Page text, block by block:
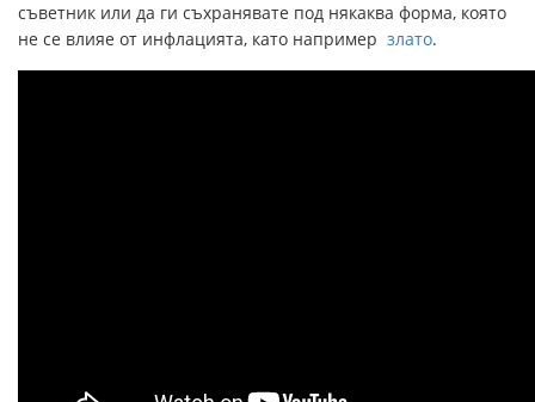
съветник или да ги съхранявате под някаква форма, която
не се влияе от инфлацията, като например злато.